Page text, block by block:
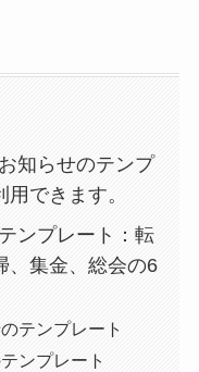
知らせのテンプ
できます。
ンプレート：転
、集金、総会の6
テンプレート
ンプレート